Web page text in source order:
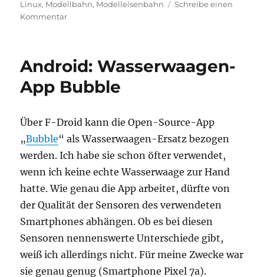
am
Linux, Modellbahn, Modelleisenbahn
Schreibe einen
Kommentarzu
Linux
Wine
Android: Wasserwaagen-
App Bubble
Über F-Droid kann die Open-Source-App
„Bubble“ als Wasserwaagen-Ersatz bezogen
werden. Ich habe sie schon öfter verwendet,
wenn ich keine echte Wasserwaage zur Hand
hatte. Wie genau die App arbeitet, dürfte von
der Qualität der Sensoren des verwendeten
Smartphones abhängen. Ob es bei diesen
Sensoren nennenswerte Unterschiede gibt,
weiß ich allerdings nicht. Für meine Zwecke war
sie genau genug (Smartphone Pixel 7a).